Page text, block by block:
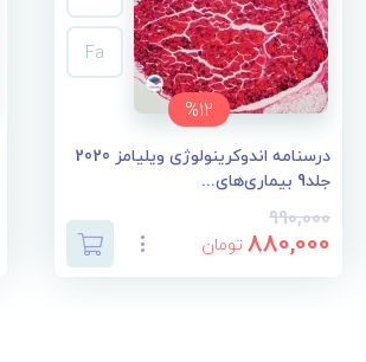
%12
Fa
درسنامه اندوکرینولوژی ویلیامز 2020
جلد9 بیماری‌های...
990,000
880,000 تومان